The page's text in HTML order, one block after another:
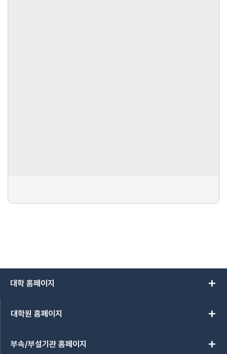
대학 홈페이지 add
대학원 홈페이지 add
부속/부설기관 홈페이지 add